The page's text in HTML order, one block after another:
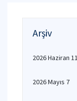
Arşiv
2026 Haziran 11
2026 Mayıs 7